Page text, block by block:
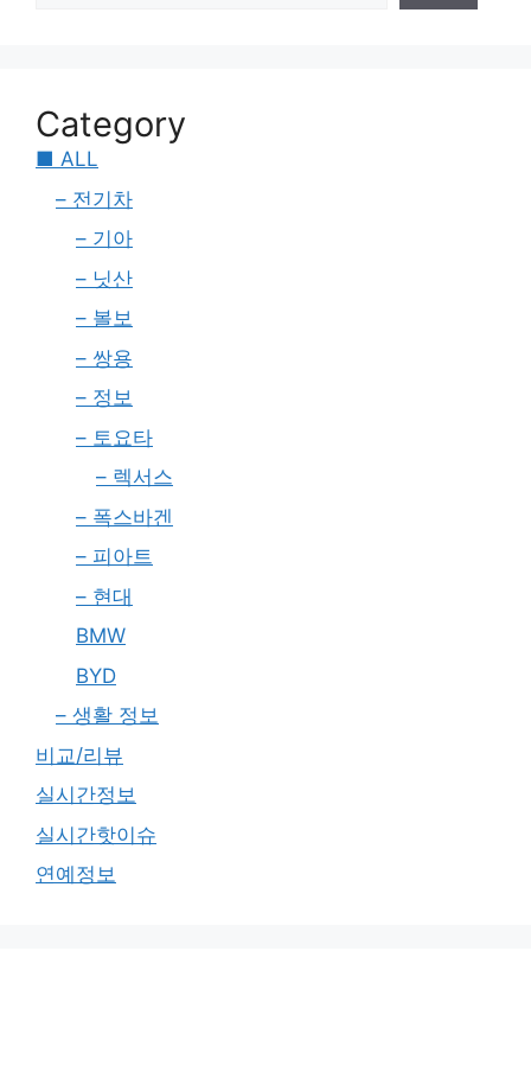
Category
■ ALL
– 전기차
– 기아
– 닛산
– 볼보
– 쌍용
– 정보
– 토요타
– 렉서스
– 폭스바겐
– 피아트
– 현대
BMW
BYD
– 생활 정보
비교/리뷰
실시간정보
실시간핫이슈
연예정보